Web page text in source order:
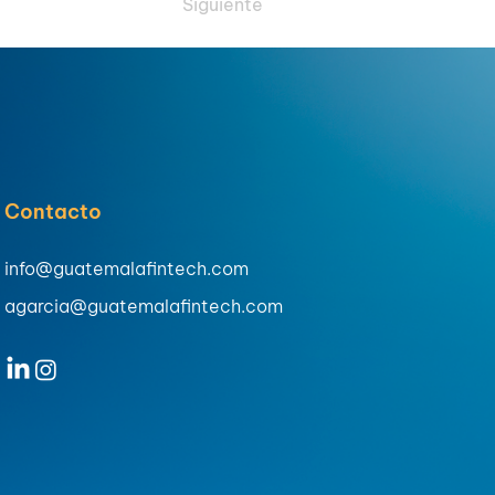
Siguiente
Contacto
info@guatemalafintech.com
agarcia@guatemalafintech.com